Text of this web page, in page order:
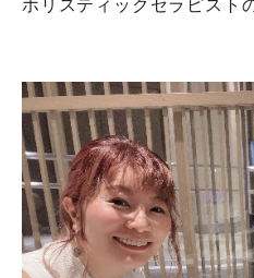
ホリスティックセラピスト